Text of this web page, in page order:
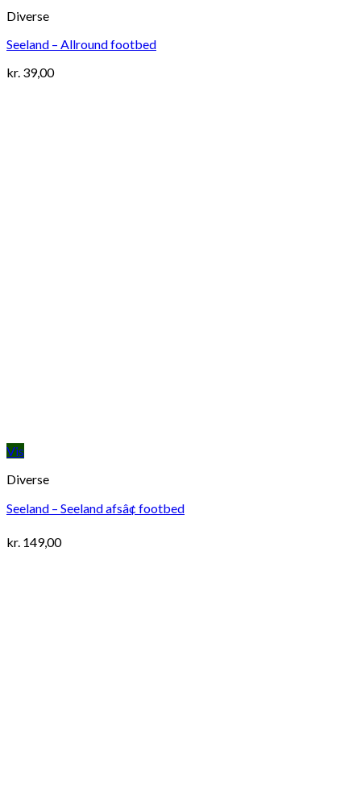
Diverse
Seeland – Allround footbed
kr. 39,00
Vis
Diverse
Seeland – Seeland afsâ¢ footbed
kr. 149,00